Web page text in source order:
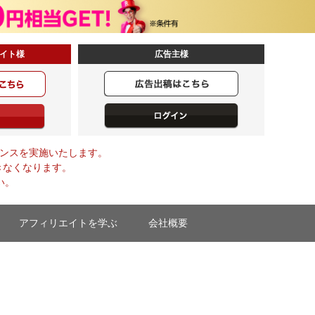
ト様 広告主様
を実施いたします。
くなります。
アフィリエイトを学ぶ 会社概要